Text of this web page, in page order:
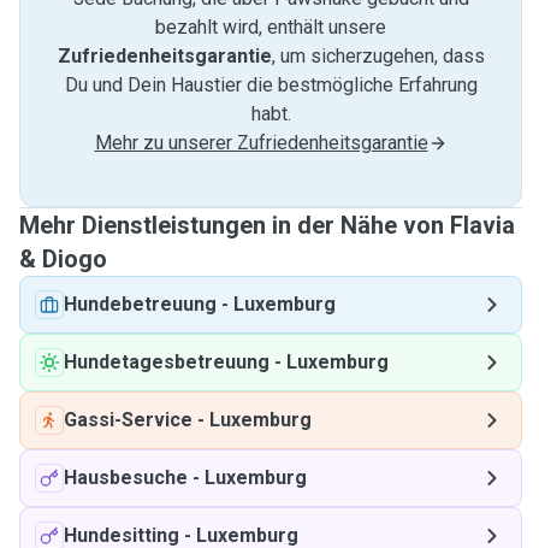
bezahlt wird, enthält unsere
Zufriedenheitsgarantie, um sicherzugehen, dass
Du und Dein Haustier die bestmögliche Erfahrung
habt.
Mehr zu unserer Zufriedenheitsgarantie
Mehr Dienstleistungen in der Nähe von Flavia
& Diogo
Hundebetreuung - Luxemburg
Hundetagesbetreuung - Luxemburg
Gassi-Service - Luxemburg
Hausbesuche - Luxemburg
Hundesitting - Luxemburg